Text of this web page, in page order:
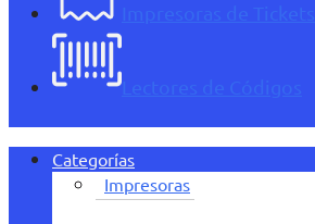
Impresoras de Tickets
Lectores de Códigos
Categorías
Impresoras